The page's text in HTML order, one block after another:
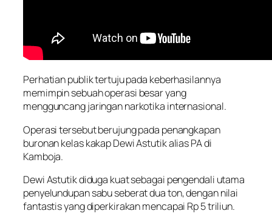
Perhatian publik tertuju pada keberhasilannya
memimpin sebuah operasi besar yang
mengguncang jaringan narkotika internasional.
Operasi tersebut berujung pada penangkapan
buronan kelas kakap Dewi Astutik alias PA di
Kamboja.
Dewi Astutik diduga kuat sebagai pengendali utama
penyelundupan sabu seberat dua ton, dengan nilai
fantastis yang diperkirakan mencapai Rp 5 triliun.